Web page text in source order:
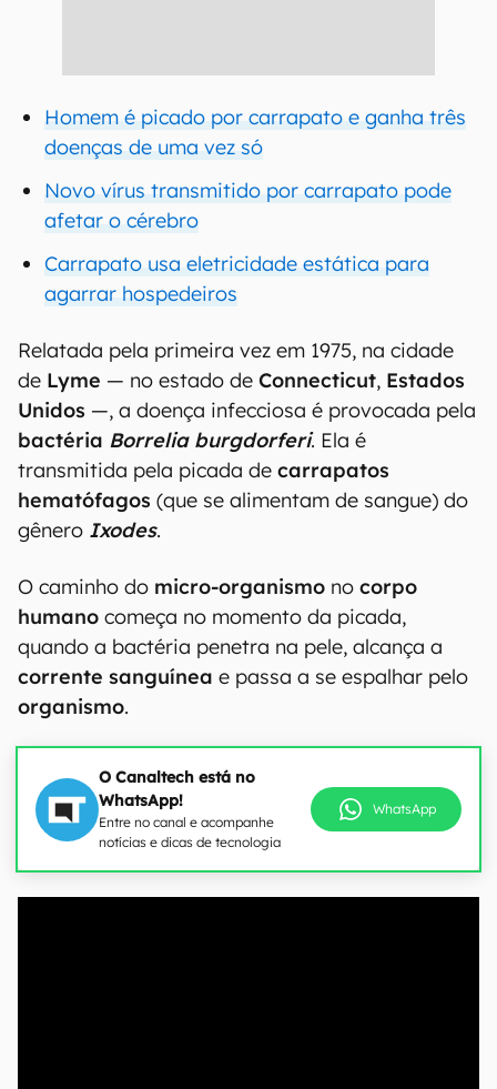
Homem é picado por carrapato e ganha três
doenças de uma vez só
Novo vírus transmitido por carrapato pode
afetar o cérebro
Carrapato usa eletricidade estática para
agarrar hospedeiros
Relatada pela primeira vez em 1975, na cidade
de Lyme — no estado de Connecticut, Estados
Unidos —, a doença infecciosa é provocada pela
bactéria Borrelia burgdorferi. Ela é
transmitida pela picada de carrapatos
hematófagos (que se alimentam de sangue) do
gênero Ixodes.
O caminho do micro-organismo no corpo
humano começa no momento da picada,
quando a bactéria penetra na pele, alcança a
corrente sanguínea e passa a se espalhar pelo
organismo.
O Canaltech está no
WhatsApp!
Entre no canal e acompanhe
notícias e dicas de tecnologia
WhatsApp